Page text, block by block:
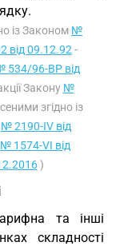
із Законом №
від 09.12.92 -
534/96-ВР від
Закону №
згідно із
№ 2190-IV від
№ 1574-VI від
)
та інші
складності